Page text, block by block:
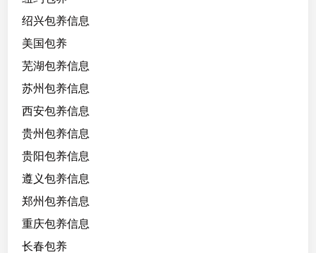
绍兴包养信息
美国包养
芜湖包养信息
苏州包养信息
西安包养信息
贵州包养信息
贵阳包养信息
遵义包养信息
郑州包养信息
重庆包养信息
长春包养